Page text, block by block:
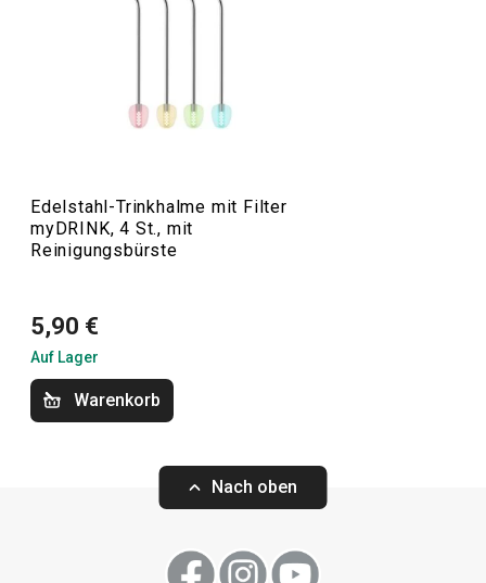
und Filterkessel. Alles, was Sie zum
zeitlosen Look und ein einzigartiges Design.
Getränke
Edelstahl-Trinkhalme mit Filter
myDRINK, 4 St., mit
Reinigungsbürste
5,90 €
Auf Lager
Warenkorb
Nach oben